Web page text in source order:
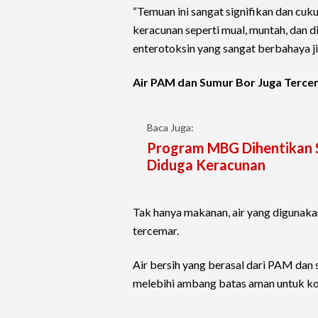
“Temuan ini sangat signifikan dan
keracunan seperti mual, muntah, dan
enterotoksin yang sangat berbahaya
Air PAM dan Sumur Bor Juga
Baca Juga:
Program MBG Dihentikan
Diduga Keracunan
Tak hanya makanan, air yang
tercemar.
Air bersih yang berasal dari PAM
melebihi ambang batas aman untuk